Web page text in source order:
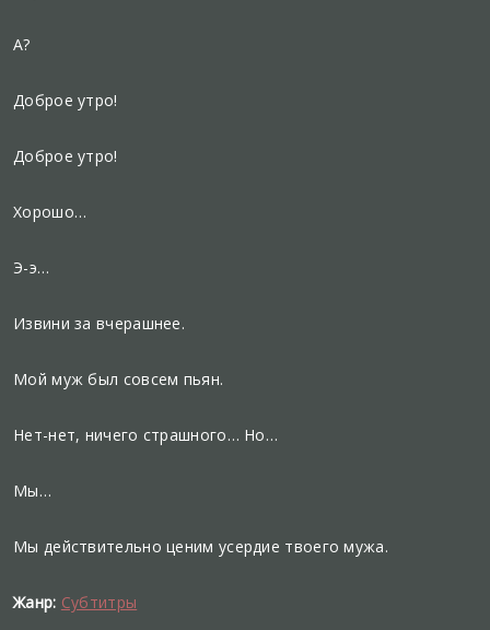
А?
Доброе утро!
Доброе утро!
Хорошо…
Э-э…
Извини за вчерашнее.
Мой муж был совсем пьян.
Нет-нет, ничего страшного… Но…
Мы…
Мы действительно ценим усердие твоего мужа.
Жанр: Субтитры